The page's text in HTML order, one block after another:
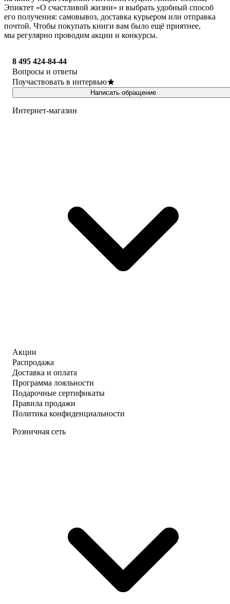
Эпиктет «О счастливой жизни» и выбрать удобный способ
его получения: самовывоз, доставка курьером или отправка
почтой. Чтобы покупать книги вам было ещё приятнее,
мы регулярно проводим акции и конкурсы.
8 495 424-84-44
Вопросы и ответы
Поучаствовать в интервью
Написать обращение
Интернет-магазин
Акции
Распродажа
Доставка и оплата
Программа лояльности
Подарочные сертификаты
Правила продажи
Политика конфиденциальности
Розничная сеть